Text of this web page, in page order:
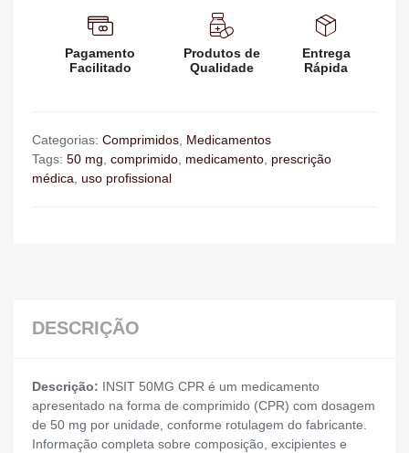
Pagamento
Facilitado
Produtos de
Qualidade
Entrega
Rápida
Categorias: Comprimidos, Medicamentos
Tags: 50 mg, comprimido, medicamento, prescrição
médica, uso profissional
DESCRIÇÃO
Descrição: INSIT 50MG CPR é um medicamento
apresentado na forma de comprimido (CPR) com dosagem
de 50 mg por unidade, conforme rotulagem do fabricante.
Informação completa sobre composição, excipientes e